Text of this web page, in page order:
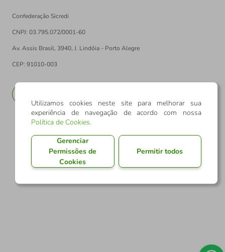
Confederação Sicredi
CNPJ: 03.795.072/0001-60
Av. Assis Brasil, 3940, J. Lindóia - Porto Alegre
CEP: 91010-003
Utilizamos cookies neste site para melhorar sua
experiência de navegação de acordo com nossa
Política de Cookies.
Gerenciar
Permissões de
Cookies
Permitir todos